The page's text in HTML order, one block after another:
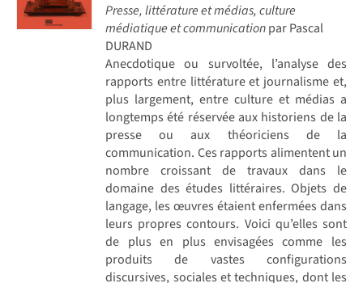
Presse, littérature et médias, culture
médiatique et communicationpar Pascal
DURAND
Anecdotique ou survoltée, l’analyse des
rapports entre littérature et journalisme et,
plus largement, entre culture et médias a
longtemps été réservée aux historiens de la
presse ou aux théoriciens de la
communication. Ces rapports alimentent un
nombre croissant de travaux dans le
domaine des études littéraires. Objets de
langage, les œuvres étaient enfermées dans
leurs propres contours. Voici qu’elles sont
de plus en plus envisagées comme les
produits de vastes configurations
discursives, sociales et techniques, dont les